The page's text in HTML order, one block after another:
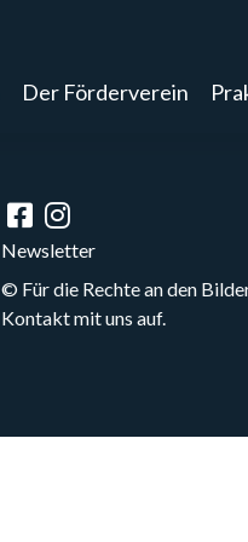
Der Förderverein
Newsletter
© Für die Rechte an den
Kontakt mit uns auf.